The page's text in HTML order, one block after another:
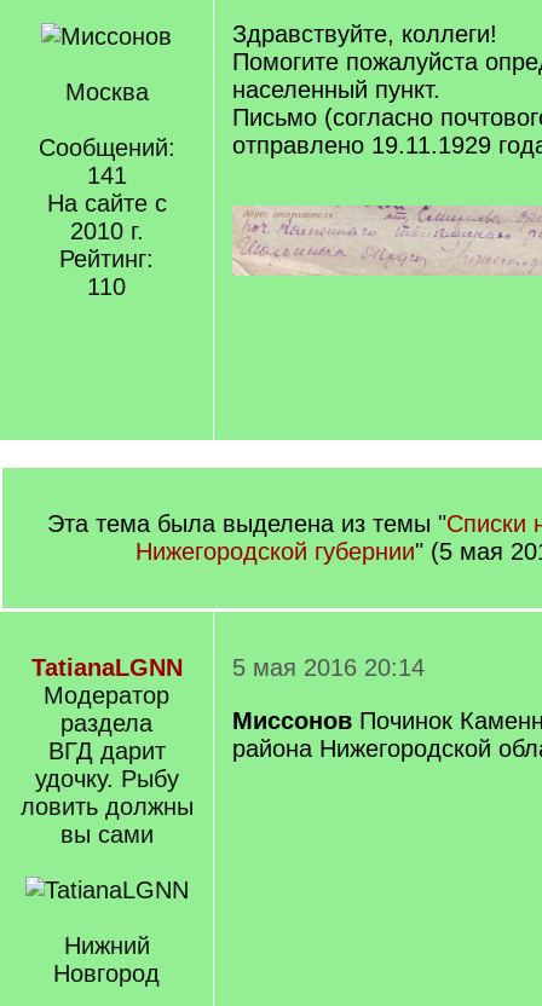
Москва
Сообщений:
141
На сайте с
2010 г.
Рейтинг:
110
Здравствуйте, коллеги!
Помогите пожалуйста
населенный пункт.
Письмо (согласно
отправлено 19.11.1929
Эта тема была выделена из темы "Списки
Нижегородской губернии" (5 мая
TatianaLGNN
Модератор
раздела
ВГД дарит
удочку. Рыбу
ловить должны
вы сами
Нижний
Новгород
5 мая 2016 20:14
Миссонов Починок
района Нижегородской